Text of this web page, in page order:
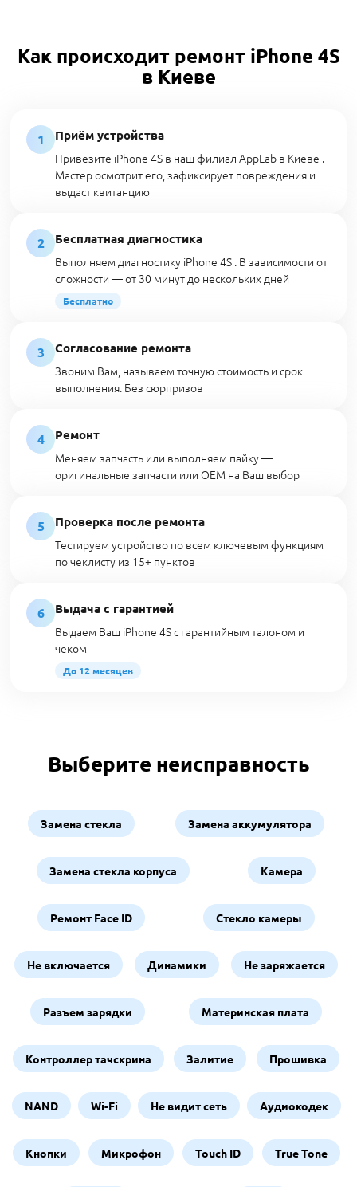
Как происходит ремонт iPhone 4S
в Киеве
1
Приём устройства
Привезите iPhone 4S в наш филиал AppLab в Киеве .
Мастер осмотрит его, зафиксирует повреждения и
выдаст квитанцию
2
Бесплатная диагностика
Выполняем диагностику iPhone 4S . В зависимости от
сложности — от 30 минут до нескольких дней
Бесплатно
3
Согласование ремонта
Звоним Вам, называем точную стоимость и срок
выполнения. Без сюрпризов
4
Ремонт
Меняем запчасть или выполняем пайку —
оригинальные запчасти или OEM на Ваш выбор
5
Проверка после ремонта
Тестируем устройство по всем ключевым функциям
по чеклисту из 15+ пунктов
6
Выдача с гарантией
Выдаем Ваш iPhone 4S с гарантийным талоном и
чеком
До 12 месяцев
Выберите неисправность
Замена стекла Замена аккумулятора
Замена стекла корпуса Камера
Ремонт Face ID Стекло камеры
Не включается Динамики Не заряжается
Разъем зарядки Материнская плата
Контроллер тачскрина Залитие Прошивка
NAND Wi-Fi Не видит сеть Аудиокодек
Кнопки Микрофон Touch ID True Tone